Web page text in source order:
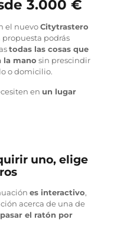
3.000 €
el nuevoCitytrastero
propuesta podrás
todas las cosas que
la mano sin prescindir
o domicilio.
en un lugar
uno, elige
es interactivo,
acerca de una de
el ratón por